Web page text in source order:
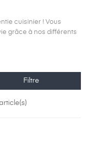
cuisinier ! Vous
grâce à nos différents
Filtre